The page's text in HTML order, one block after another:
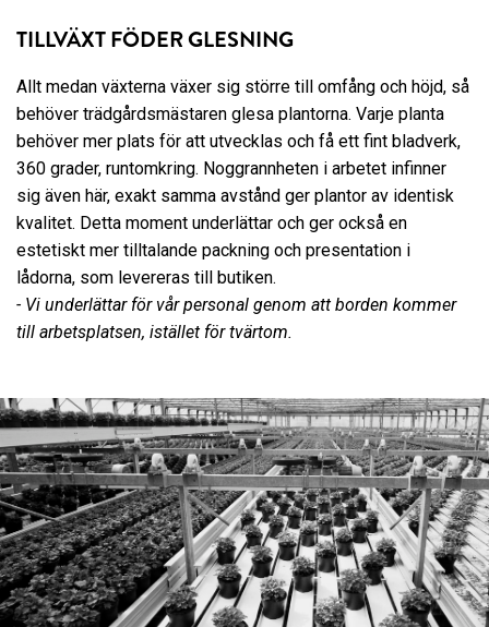
TILLVÄXT FÖDER GLESNING
Allt medan växterna växer sig större till omfång och höjd, så
behöver trädgårdsmästaren glesa plantorna. Varje planta
behöver mer plats för att utvecklas och få ett fint bladverk,
360 grader, runtomkring. Noggrannheten i arbetet infinner
sig även här, exakt samma avstånd ger plantor av identisk
kvalitet. Detta moment underlättar och ger också en
estetiskt mer tilltalande packning och presentation i
lådorna, som levereras till butiken.
- Vi underlättar för vår personal genom att borden kommer
till arbetsplatsen, istället för tvärtom.